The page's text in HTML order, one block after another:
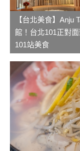
【台北美食】Anju
館！台北101正對
101站美食